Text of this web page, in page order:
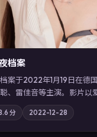
档案
案于2022年1月19日在德
、雷佳音等主演。影片以
角发现自己从未活过“真实
站内亦可通过「国产免费
型高分佳作，畅享高清在
分 2022-12-28